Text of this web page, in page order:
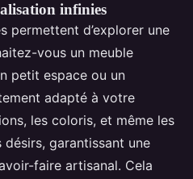
infinies
permettent d’explorer une
vous un meuble
petit espace ou un
adapté à votre
les coloris, et même les
garantissant une
faire artisanal. Cela